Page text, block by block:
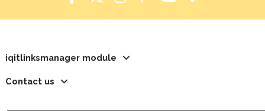
iqitlinksmanager module
Contact us